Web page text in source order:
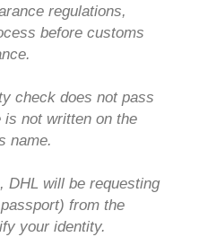
regulations,
before customs
check does not pass
is not written on the
name.
will be requesting
from the
your identity.